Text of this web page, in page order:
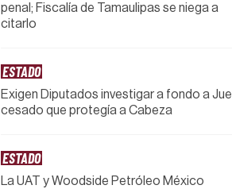
penal; Fiscalía de Tamaulipas se niega a
citarlo
ESTADO
Exigen Diputados investigar a fondo a
cesado que protegía a Cabeza
ESTADO
La UAT y Woodside Petróleo México